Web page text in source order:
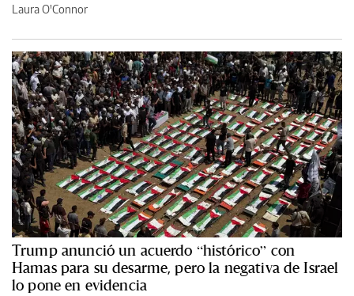
Laura O'Connor
Trump anunció un acuerdo “histórico” con
Hamas para su desarme, pero la negativa de Israel
lo pone en evidencia